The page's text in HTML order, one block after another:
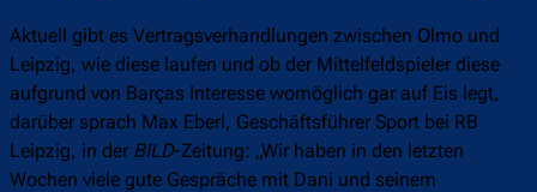
Aktuell gibt es Vertragsverhandlungen zwischen Olmo und
Leipzig, wie diese laufen und ob der Mittelfeldspieler diese
aufgrund von Barças Interesse womöglich gar auf Eis legt,
darüber sprach Max Eberl, Geschäftsführer Sport bei RB
Leipzig, in der BILD-Zeitung: „Wir haben in den letzten
Wochen viele gute Gespräche mit Dani und seinem